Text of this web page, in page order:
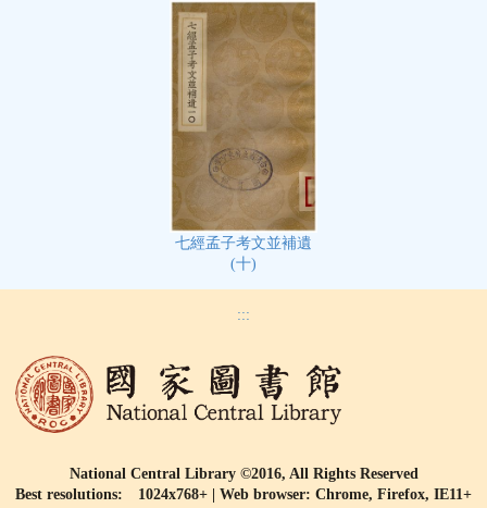
七經孟子考文並補遺
(十)
:::
National Central Library ©2016, All Rights Reserved
Best resolutions: 1024x768+ | Web browser: Chrome, Firefox, IE11+